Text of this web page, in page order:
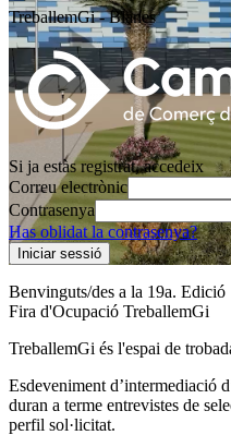
TreballemGi - Blanes
Si ja estàs registrat, accedeix
Correu electrònic
Contrasenya
Has oblidat la contrasenya?
Iniciar sessió
Benvinguts/des a la 19a. Edició
Fira d'Ocupació TreballemGi
TreballemGi és l'espai de
Esdeveniment d’intermediació
duran a terme entrevistes de
perfil sol·licitat.